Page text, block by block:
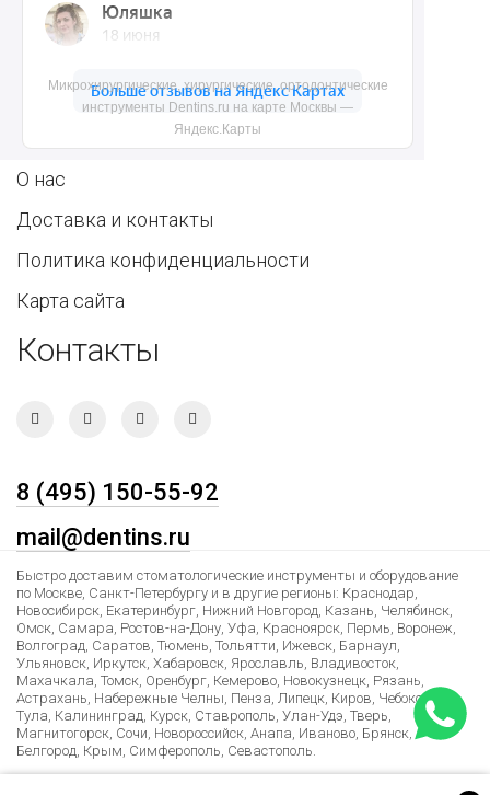
Микрохирургические, хирургические, ортодонтические
инструменты Dentins.ru на карте Москвы —
Яндекс.Карты
Акции
О нас
Доставка и контакты
Политика конфиденциальности
Карта сайта
Контакты
8 (495) 150-55-92
mail@dentins.ru
Быстро доставим стоматологические инструменты и оборудование
по Москве, Санкт-Петербургу и в другие регионы: Краснодар,
Новосибирск, Екатеринбург, Нижний Новгород, Казань, Челябинск,
Омск, Самара, Ростов-на-Дону, Уфа, Красноярск, Пермь, Воронеж,
Волгоград, Саратов, Тюмень, Тольятти, Ижевск, Барнаул,
Ульяновск, Иркутск, Хабаровск, Ярославль, Владивосток,
Махачкала, Томск, Оренбург, Кемерово, Новокузнецк, Рязань,
Астрахань, Набережные Челны, Пенза, Липецк, Киров, Чебоксары,
Тула, Калининград, Курск, Ставрополь, Улан-Удэ, Тверь,
Магнитогорск, Сочи, Новороссийск, Анапа, Иваново, Брянск,
Белгород, Крым, Симферополь, Севастополь.
Лучшие условия доставки в Армению, Казахстан, Беларусь,